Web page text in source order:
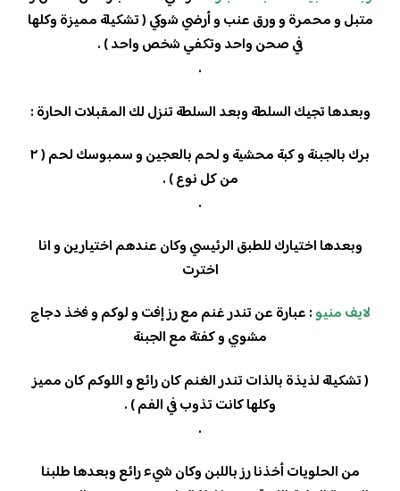
متبل و محمرة و ورق عنب و أرضي شوكي ( تشكيلة مميزة وكلها
في صحن واحد وتكفي شخص واحد ) .
.
وبعدها تجيك السلطة وبعد السلطة تنزل لك المقبلات الحارة :
برك بالجبنة و كبة محشية و لحم بالعجين و سمبوسك لحم ( ٢
من كل نوع ) .
.
وبعدها اختيارك للطبق الرئيسي وكان عندهم اختيارين و انا
اخترت
لايف منيو: عبارة عن تندر غنم مع رز إفت و لوكم و فخذ دجاج
مشوي و كفتة مع الجبنة
( تشكيلة لذيذة بالذات تندر الغنم كان رائع و اللوكم كان مميز
وكلها كانت تذوب في الفم ) .
.
من الحلويات أخذنا رز باللبن وكان شيء رائع وبعدها طلبنا